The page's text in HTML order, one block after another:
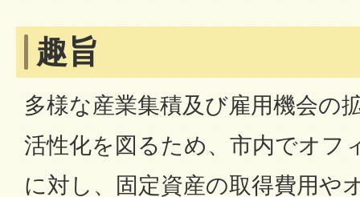
趣旨
多様な産業集積及び雇用機会の
活性化を図るため、市内でオフ
に対し、固定資産の取得費用や